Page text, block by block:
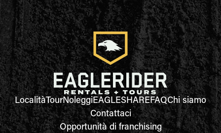
LocalitàTourNoleggiEAGLESHAREFAQChi siamo
Contattaci
Opportunità di franchising